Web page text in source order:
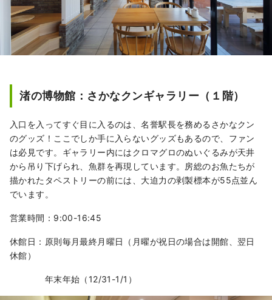
渚の博物館：さかなクンギャラリー（１階）
入口を入ってすぐ目に入るのは、名誉駅長を務めるさかなクン
のグッズ！ここでしか手に入らないグッズもあるので、ファン
は必見です。ギャラリー内にはクロマグロのぬいぐるみが天井
から吊り下げられ、魚群を再現しています。房総のお魚たちが
描かれたタペストリーの前には、大迫力の剥製標本が55点並ん
でいます。
営業時間：9:00-16:45
休館日：原則毎月最終月曜日（月曜が祝日の場合は開館、翌日
休館）
年末年始（12/31-1/1）